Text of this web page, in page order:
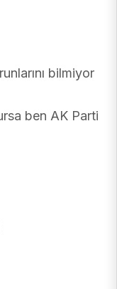
bilmiyor
ben AK Parti